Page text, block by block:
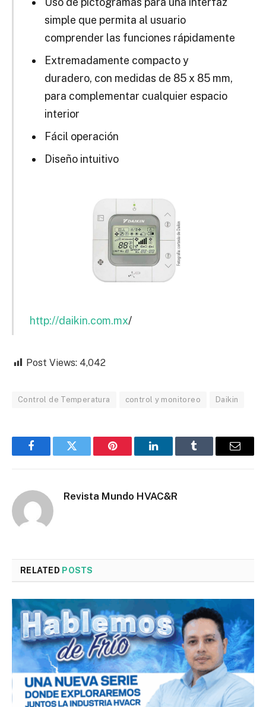
simple que permita al usuario
comprender las funciones rápidamente
Extremadamente compacto y
duradero, con medidas de 85 x 85 mm,
para complementar cualquier espacio
interior
Fácil operación
Diseño intuitivo
http://daikin.com.mx/
Post Views: 4,042
Control de Temperatura control y monitoreo Daikin
FacebookTwitter Pinterest LinkedInTumblr Email
Revista Mundo HVAC&R
RELATED POSTS